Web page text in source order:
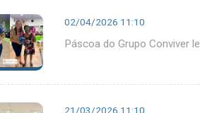
02/04/2026 11:10
Páscoa do Grupo Conviver
21/03/2026 11:10